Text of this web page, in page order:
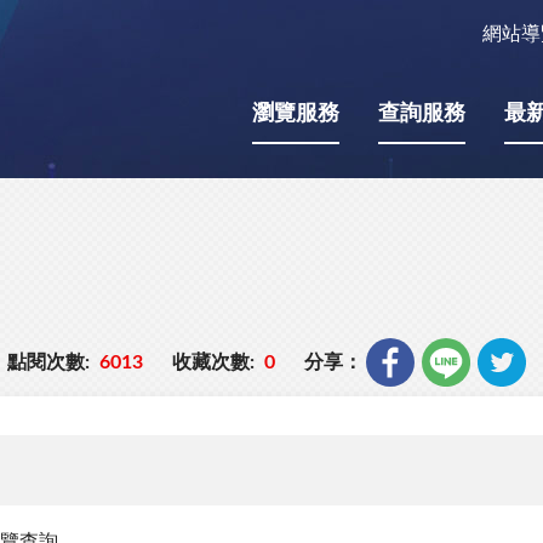
網站
瀏覽服務 查詢服務 最
點閱次數: 6013 收藏次數: 0 分享：